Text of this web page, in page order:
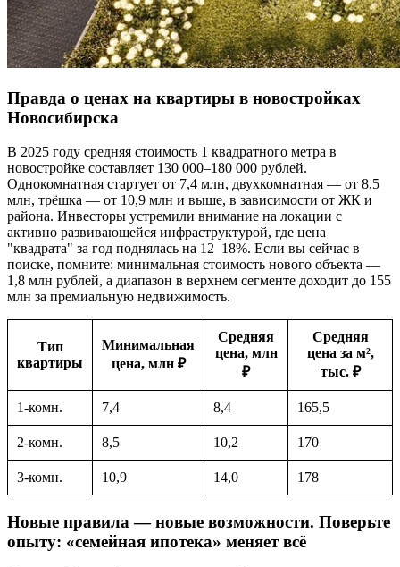
Правда о ценах на квартиры в новостройках
Новосибирска
В 2025 году средняя стоимость 1 квадратного метра в
новостройке составляет 130 000–180 000 рублей.
Однокомнатная стартует от 7,4 млн, двухкомнатная — от 8,5
млн, трёшка — от 10,9 млн и выше, в зависимости от ЖК и
района. Инвесторы устремили внимание на локации с
активно развивающейся инфраструктурой, где цена
"квадрата" за год поднялась на 12–18%. Если вы сейчас в
поиске, помните: минимальная стоимость нового объекта —
1,8 млн рублей, а диапазон в верхнем сегменте доходит до 155
млн за премиальную недвижимость.
Тип
квартиры
Минимальная
цена, млн ₽
Средняя
цена, млн
₽
Средняя
цена за м²,
тыс. ₽
1-комн. 7,4 8,4 165,5
2-комн. 8,5 10,2 170
3-комн. 10,9 14,0 178
Новые правила — новые возможности. Поверьте
опыту: «семейная ипотека» меняет всё